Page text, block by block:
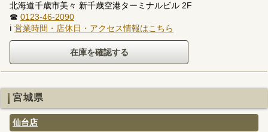
北海道千歳市美々 新千歳空港ターミナルビル 2F
☎ 0123-46-2090
ℹ 営業時間・店休日・アクセス情報はこちら
宮城県
仙台店